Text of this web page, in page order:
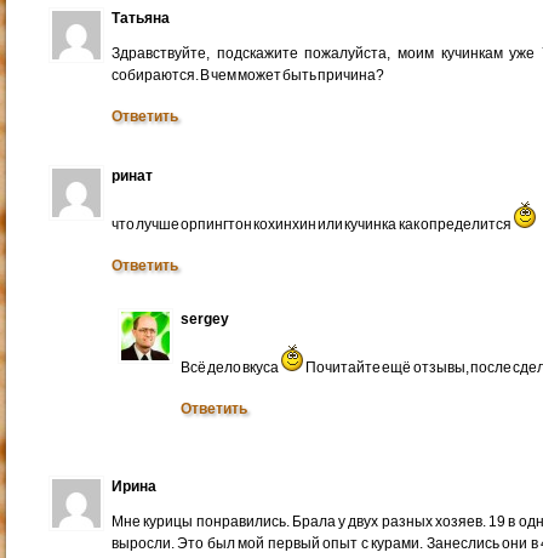
Татьяна
Здравствуйте, подскажите пожалуйста, моим кучинкам
собираются. В чем может быть причина?
Ответить
ринат
что лучше орпингтон кохинхин или кучинка как определится
Ответить
sergey
Всё дело вкуса Почитайте ещё отзывы, после
Ответить
Ирина
Мне курицы понравились. Брала у двух разных хозяев. 19 в
выросли. Это был мой первый опыт с курами. Занеслись они